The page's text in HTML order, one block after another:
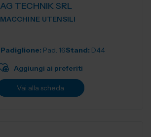
AG TECHNIK SRL
MACCHINE UTENSILI
Padiglione: Pad. 16Stand: D44
Aggiungi ai preferiti
Vai alla scheda